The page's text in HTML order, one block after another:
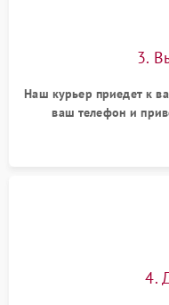
3.
Наш курьер приедет к
ваш телефон и
4.